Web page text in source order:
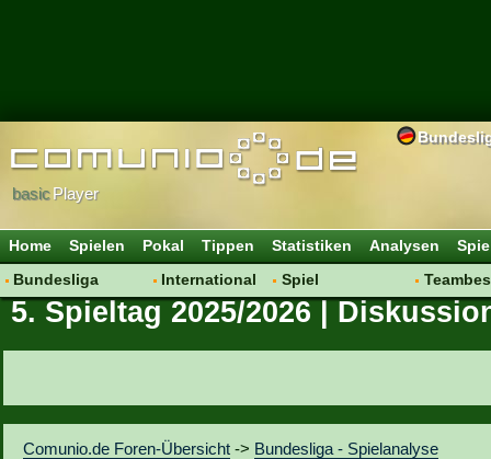
basicPlayer
Home Spielen Pokal Tippen Statistiken Analysen
Bundesliga
Hot News
Vereinsfragen
International
Vereine
Spiel
Regeln & Tipps
5. Spieltag 2025/2026 |
Comunio.de Foren-Übersicht -> Bundesliga - Spielanalyse